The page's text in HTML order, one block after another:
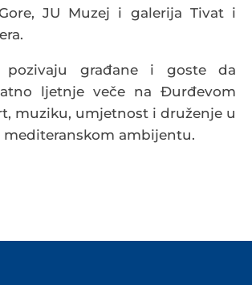
JU Muzej i galerija Tivat i
pozivaju građane i goste da
ljetnje veče na Đurđevom
muziku, umjetnost i druženje u
ambijentu.